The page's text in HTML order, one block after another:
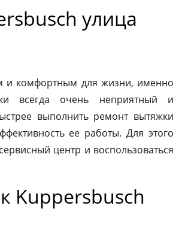
улица
и комфортным для жизни, именно
всегда очень неприятный и
выполнить ремонт вытяжки
ее работы. Для этого
центр и воспользоваться
Kuppersbusch